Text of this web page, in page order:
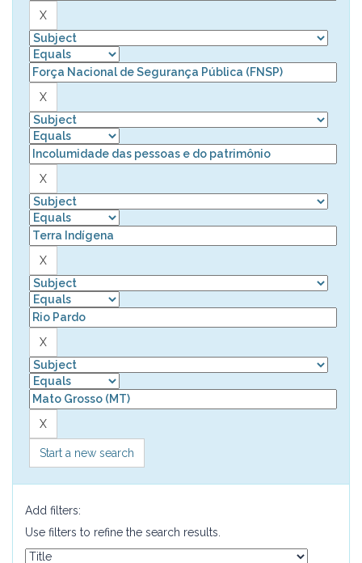
Start a new search
Add filters:
Use filters to refine the search results.